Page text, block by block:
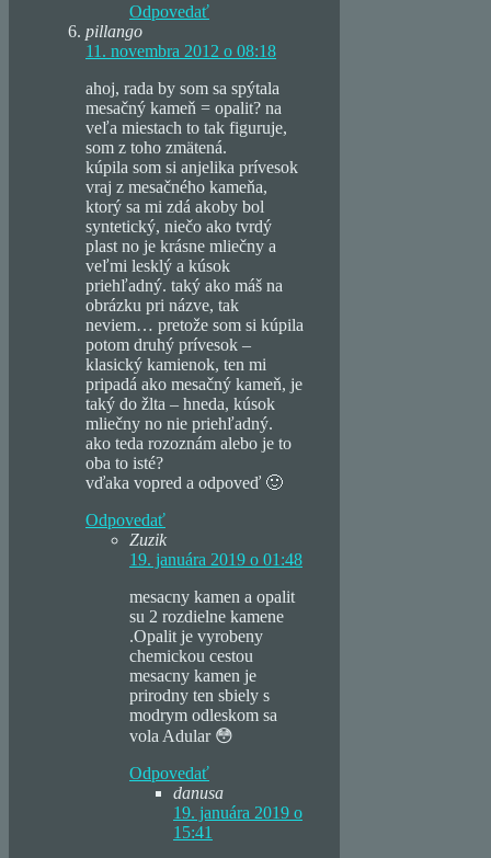
Odpovedať
pillango
11. novembra 2012 o 08:18
ahoj, rada by som sa spýtala
mesačný kameň = opalit? na
veľa miestach to tak figuruje,
som z toho zmätená.
kúpila som si anjelika prívesok
vraj z mesačného kameňa,
ktorý sa mi zdá akoby bol
syntetický, niečo ako tvrdý
plast no je krásne mliečny a
veľmi lesklý a kúsok
priehľadný. taký ako máš na
obrázku pri názve, tak
neviem… pretože som si kúpila
potom druhý prívesok –
klasický kamienok, ten mi
pripadá ako mesačný kameň, je
taký do žlta – hneda, kúsok
mliečny no nie priehľadný.
ako teda rozoznám alebo je to
oba to isté?
vďaka vopred a odpoveď 🙂
Odpovedať
Zuzik
19. januára 2019 o 01:48
mesacny kamen a opalit
su 2 rozdielne kamene
.Opalit je vyrobeny
chemickou cestou
mesacny kamen je
prirodny ten sbiely s
modrym odleskom sa
vola Adular 😳
Odpovedať
danusa
19. januára 2019 o
15:41